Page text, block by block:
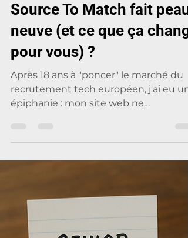
Nouveau site, même
obsession : Pourquoi
Source To Match fait peau
neuve (et ce que ça
pour vous) ?
épiphanie : mon site web ne
ressemblait plus à la réalité du terrain.
sur-sollicités, les outils standards
saturent, et le "Post and Pray" (publier
une annonce et prier pour que le